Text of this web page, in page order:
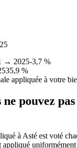
→ 2025-3,7 %
35,9 %
appliquée à votre
pouvez
à Asté est voté
uniformément